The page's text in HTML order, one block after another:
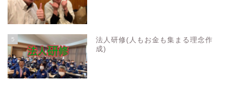
5
法人研修(人もお金も集まる理念作
成)